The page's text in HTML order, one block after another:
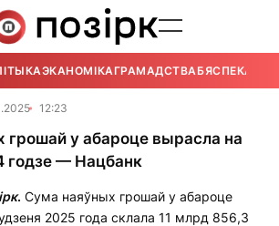
ЭКАНОМІКАГРАМАДСТВАБЯСПЕКА
12:23
грошай у абароце вырасла на
годзе — Нацбанк
. Сума наяўных грошай у абароце
2025 года склала 11 млрд 856,3